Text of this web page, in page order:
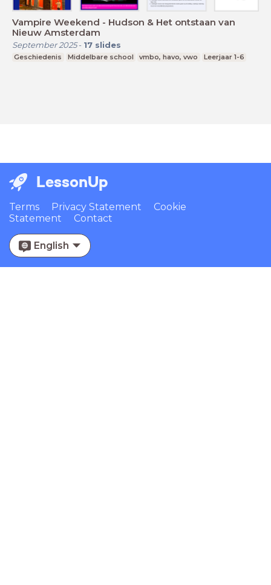
Vampire Weekend - Hudson & Het ontstaan van
Nieuw Amsterdam
September 2025- 17 slides
Geschiedenis Middelbare school vmbo, havo, vwo Leerjaar 1-6
LessonUp
Terms Privacy Statement
Cookie
Statement
Contact
English